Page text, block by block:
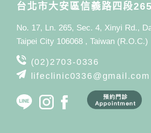
台北市大安區信義路四段
No. 17, Ln. 265, Sec. 4, Xinyi Rd.,
Taipei City 106068 , Taiwan (R.O.C.)
(02)2703-0336
lifeclinic0336@gmail.com